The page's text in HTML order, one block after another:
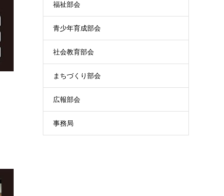
福祉部会
青少年育成部会
社会教育部会
まちづくり部会
広報部会
事務局